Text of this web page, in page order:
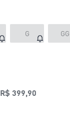
G GG
R$ 399,90